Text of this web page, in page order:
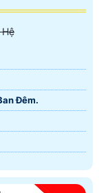
Ðêm.